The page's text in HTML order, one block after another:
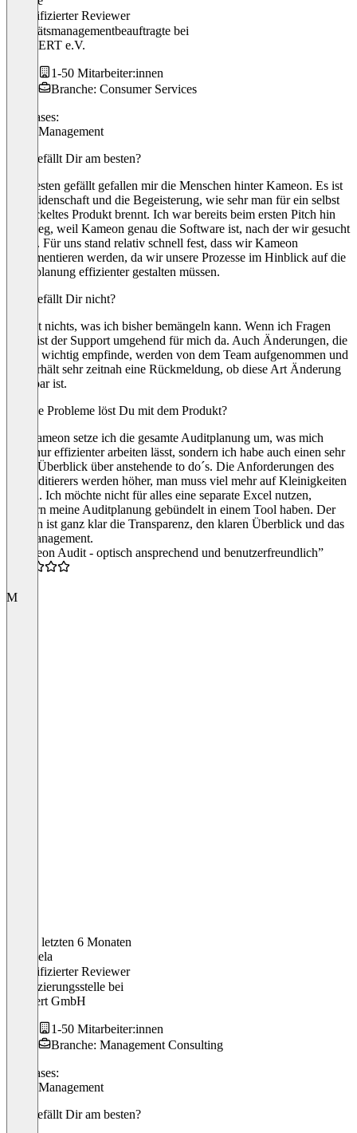
Verifizierter Reviewer
Qualitätsmanagementbeauftragte bei
GG-CERT e.V.
1-50 Mitarbeiter:innen
Branche: Consumer Services
Use cases:
Audit Management
Was gefällt Dir am besten?
Am besten gefällt gefallen mir die Menschen hinter Kameon. Es ist
die Leidenschaft und die Begeisterung, wie sehr man für ein selbst
entwickeltes Produkt brennt. Ich war bereits beim ersten Pitch hin
und weg, weil Kameon genau die Software ist, nach der wir gesucht
haben. Für uns stand relativ schnell fest, dass wir Kameon
implementieren werden, da wir unsere Prozesse im Hinblick auf die
Auditplanung effizienter gestalten müssen.
Was gefällt Dir nicht?
Es gibt nichts, was ich bisher bemängeln kann. Wenn ich Fragen
habe, ist der Support umgehend für mich da. Auch Änderungen, die
ich als wichtig empfinde, werden von dem Team aufgenommen und
man erhält sehr zeitnah eine Rückmeldung, ob diese Art Änderung
machbar ist.
Welche Probleme löst Du mit dem Produkt?
Mit Kameon setze ich die gesamte Auditplanung um, was mich
nicht nur effizienter arbeiten lässt, sondern ich habe auch einen sehr
guten Überblick über anstehende to do´s. Die Anforderungen des
Akkreditierers werden höher, man muss viel mehr auf Kleinigkeiten
achten. Ich möchte nicht für alles eine separate Excel nutzen,
sondern meine Auditplanung gebündelt in einem Tool haben. Der
Nutzen ist ganz klar die Transparenz, den klaren Überblick und das
Zeitmanagement.
“Kameon Audit - optisch ansprechend und benutzerfreundlich”
M
In den letzten 6 Monaten
Michaela
Verifizierter Reviewer
Zertifizierungsstelle bei
All-Cert GmbH
1-50 Mitarbeiter:innen
Branche: Management Consulting
Use cases:
Audit Management
Was gefällt Dir am besten?